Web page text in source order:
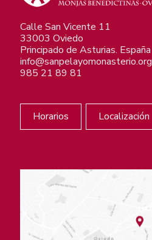
Calle San Vicente 11
33003 Oviedo
Principado de Asturias. España
info@sanpelayomonasterio.org
985 21 89 81
Horarios Localización